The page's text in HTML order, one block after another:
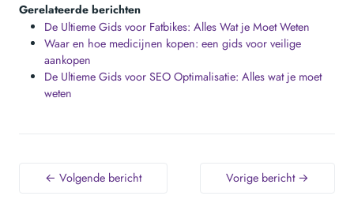
Gerelateerde berichten
De Ultieme Gids voor Fatbikes: Alles Wat je Moet Weten
Waar en hoe medicijnen kopen: een gids voor veilige
aankopen
De Ultieme Gids voor SEO Optimalisatie: Alles wat je moet
weten
← Volgende bericht Vorige bericht →